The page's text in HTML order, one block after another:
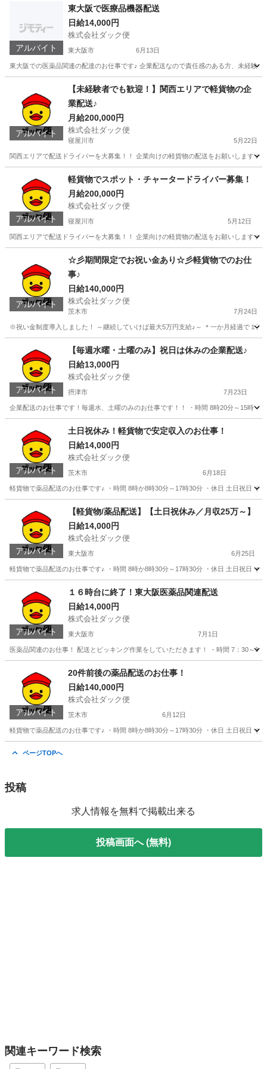
アルバイト
東大阪で医療品機器配送
日給14,000円
株式会社ダック便
東大阪市 6月13日
東大阪での医薬品関連の配達のお仕事です♪ 企業配送なので責任感のある方、未経験
配送 運賃
アルバイト
【未経験者でも歓迎！】関西エリアで軽貨物の企
業配送♪
月給200,000円
株式会社ダック便
寝屋川市 5月22日
関西エリアで配送ドライバーを大募集！！ 企業向けの軽貨物の配送をお願いします
物流 貨物
アルバイト
軽貨物でスポット・チャータードライバー募集！
月給200,000円
株式会社ダック便
寝屋川市 5月12日
関西エリアで配送ドライバーを大募集！！ 企業向けの軽貨物の配送をお願いします
物流 スポット
アルバイト
☆彡期間限定でお祝い金あり☆彡軽貨物でのお仕
事♪
日給140,000円
株式会社ダック便
茨木市 7月24日
※祝い金制度導入しました！ ～継続していけば最大5万円支給♪～ ＊一か月経過で１
ドライバー 貨物
アルバイト
【毎週水曜・土曜のみ】祝日は休みの企業配送♪
日給13,000円
株式会社ダック便
摂津市 7月23日
企業配送のお仕事です！毎週水、土曜のみのお仕事です！！ ・時間 8時20分～15時
物流 企業間
アルバイト
土日祝休み！軽貨物で安定収入のお仕事！
日給14,000円
株式会社ダック便
茨木市 6月18日
軽貨物で薬品配送のお仕事です♪ ・時間 8時か8時30分～17時30分 ・休日 土日祝日
物流 貨物
アルバイト
【軽貨物/薬品配送】【土日祝休み／月収25万～】
日給14,000円
株式会社ダック便
東大阪市 6月25日
軽貨物で薬品配送のお仕事です♪ ・時間 8時か8時30分～17時30分 ・休日 土日祝日
物流 貨物
アルバイト
１６時台に終了！東大阪医薬品関連配送
日給14,000円
株式会社ダック便
東大阪市 7月1日
医薬品関連のお仕事！ 配送とピッキング作業をしていただきます！ ・時間 7：30～
配送 業務
アルバイト
20件前後の薬品配送のお仕事！
日給140,000円
株式会社ダック便
茨木市 6月12日
軽貨物で薬品配送のお仕事です♪ ・時間 8時か8時30分～17時30分 ・休日 土日祝日
ページTOPへ
投稿
求人情報を無料で掲載出来る
投稿画面へ (無料)
関連キーワード検索